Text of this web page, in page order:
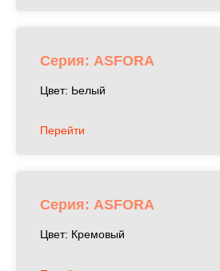
Серия: ASFORA
Цвет: Ьелый
Перейти
Серия: ASFORA
Цвет: Кремовый